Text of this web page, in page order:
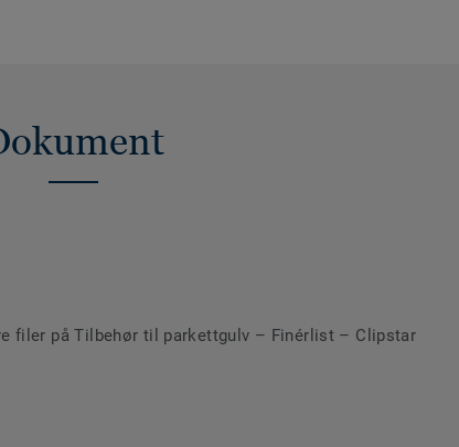
filer på Tilbehør til parkettgulv – Finérlist – Clipstar